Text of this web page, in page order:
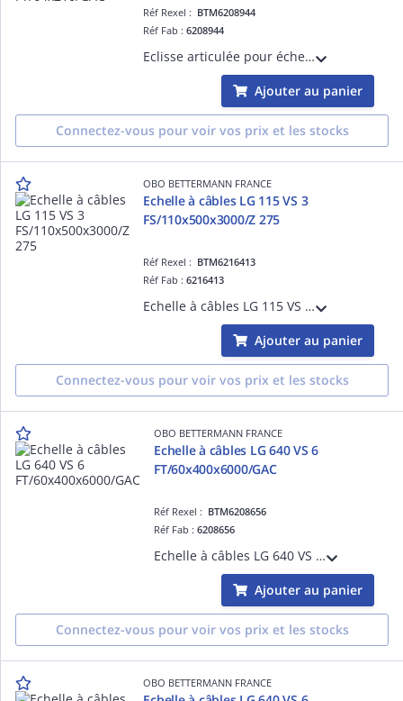
Réf Rexel : BTM6208944
Réf Fab :6208944
Eclisse articulée pour échelle à câbles LGVG 60 FT/64x210/GAC Acier, St / galvanisé à chaud par trempage, DIN EN ISO 1461
Ajouter au panier
Connectez-vous pour voir vos prix et les stocks
OBO BETTERMANN FRANCE
Echelle à câbles LG 115 VS 3
FS/110x500x3000/Z 275
Réf Rexel : BTM6216413
Réf Fab :6216413
Echelle à câbles LG 115 VS 3 FS/110x500x3000/Z 275 Acier, St / galvanisé par bande, DIN EN 10346
Ajouter au panier
Connectez-vous pour voir vos prix et les stocks
OBO BETTERMANN FRANCE
Echelle à câbles LG 640 VS 6
FT/60x400x6000/GAC
Réf Rexel : BTM6208656
Réf Fab : 6208656
Echelle à câbles LG 640 VS 6 FT/60x400x6000/GAC Acier, St / galvanisé à chaud par trempage, DIN EN ISO 1461
Ajouter au panier
Connectez-vous pour voir vos prix et les stocks
OBO BETTERMANN FRANCE